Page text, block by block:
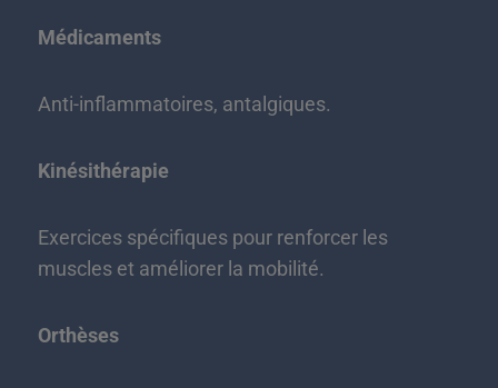
Médicaments
Anti-inflammatoires, antalgiques.
Kinésithérapie
Exercices spécifiques pour renforcer les
muscles et améliorer la mobilité.
Orthèses